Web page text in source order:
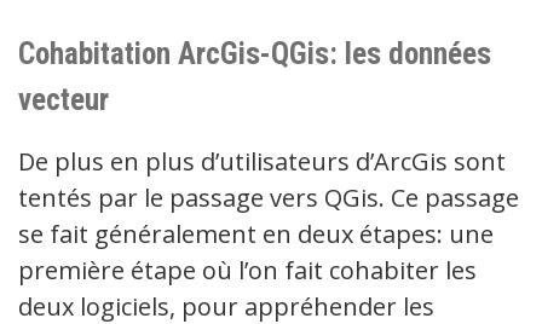
Cohabitation ArcGis-QGis: les données
vecteur
De plus en plus d’utilisateurs d’ArcGis sont
tentés par le passage vers QGis. Ce passage
se fait généralement en deux étapes: une
première étape où l’on fait cohabiter les
deux logiciels, pour appréhender les